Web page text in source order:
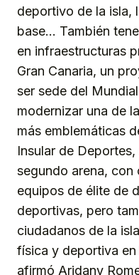
deportivo de la isla,
base… También
en infraestructuras
Gran Canaria, un
ser sede del
modernizar una de
más emblemáticas
Insular de
segundo arena, con
equipos de élite de
deportivas, pero
ciudadanos de la
física y deportiva en
afirmó Aridany